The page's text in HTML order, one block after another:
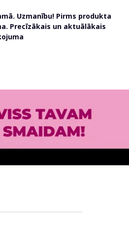
Uzmanību! Pirms produkta
Precīzākais un aktuālākais